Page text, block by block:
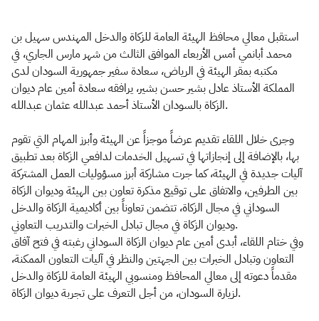
استقبل معالي محافظ الهيئة العامة للزكاة والدخل المهندس سهيل بن
محمد أبانمي أمس الأربعاء الموافق الثالث من شهر مارس الجاري، في
مكتبه بمقر الهيئة في الرياض، سعادة سفير جمهورية السودان لدى
المملكة الأستاذ عادل بشير حسن بشير، يرافقه سعادة أمين عام ديوان
الزكاة بالسودان الأستاذ أحمد عبدالله عثمان عبدالله.
وجرى خلال اللقاء تقديم عرضاً موجزاً عن الهيئة وأبرز المهام التي تقوم
بها، بالإضافة إلى إنجازاتها في تسهيل الخدمات لدافعي الزكاة بعد تطبيق
آليات جديدة في الهيئة، كما جرت مشاركة أبرز مسؤوليات العمل المشتركة
بين الطرفين، والاتفاق على توقيع مذكرة تعاون بين الهيئة وديوان الزكاة
السوداني في مجال الزكاة، تتضمن تعاوناً بين أكاديمية الزكاة والدخل
وديوان الزكاة في مجال تبادل الخبرات والتدريب التعاوني.
وفي ختام اللقاء، أبدى أمين عام ديوان الزكاة السوداني رغبته في فتح آفاق
التعاون وتبادل الخبرات بين الجهتين والنظر في آليات التعاون الممكنة،
مقدماً دعوته إلى معالي المحافظ ومنسوبي الهيئة العامة للزكاة والدخل
لزيارة السودان، من أجل التعرف على تجربة ديوان الزكاة.​